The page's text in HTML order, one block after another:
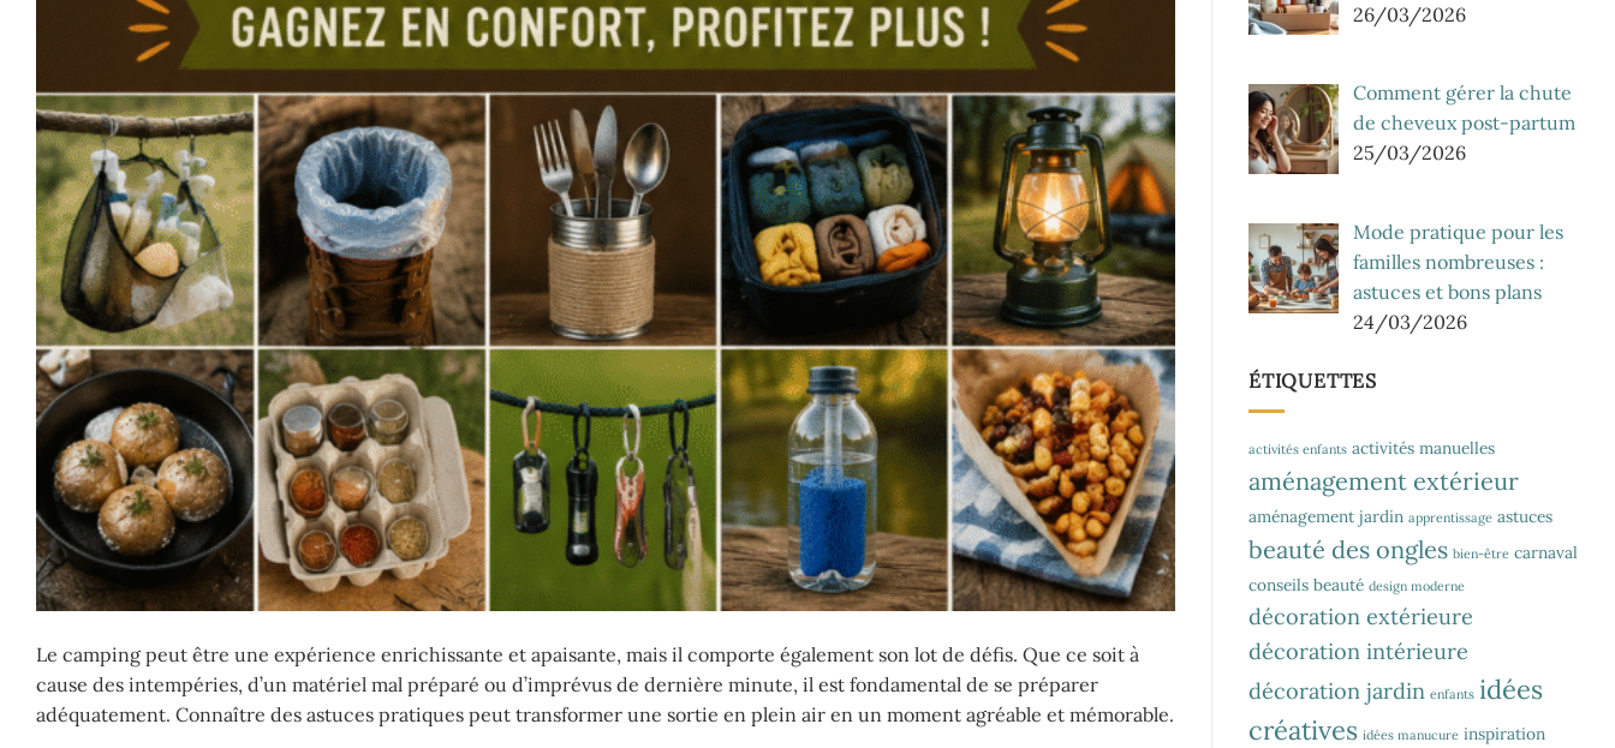
Le camping peut être une expérience enrichissante et apaisante, mais il comporte également son lot de défis. Que ce soit à
cause des intempéries, d’un matériel mal préparé ou d’imprévus de dernière minute, il est fondamental de se préparer
adéquatement. Connaître des astuces pratiques peut transformer une sortie en plein air en un moment agréable et mémorable.
26/03/2026
Comment gérer la chute
de cheveux post-partum
25/03/2026
Mode pratique pour les
familles nombreuses :
astuces et bons plans
24/03/2026
ÉTIQUETTES
activités enfants activités manuelles
aménagement extérieur
aménagement jardin apprentissage astuces
beauté des ongles bien-être carnaval
conseils beauté design moderne
décoration extérieure
décoration intérieure
décoration jardin enfants idées
créatives idées manucure inspiration